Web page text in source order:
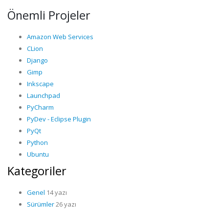
Önemli Projeler
Amazon Web Services
CLion
Django
Gimp
Inkscape
Launchpad
PyCharm
PyDev - Eclipse Plugin
PyQt
Python
Ubuntu
Kategoriler
Genel 14 yazı
Sürümler26 yazı